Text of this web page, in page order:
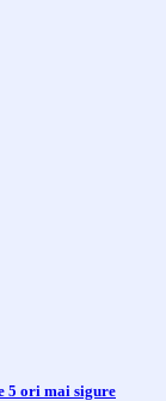
5 ori mai sigure